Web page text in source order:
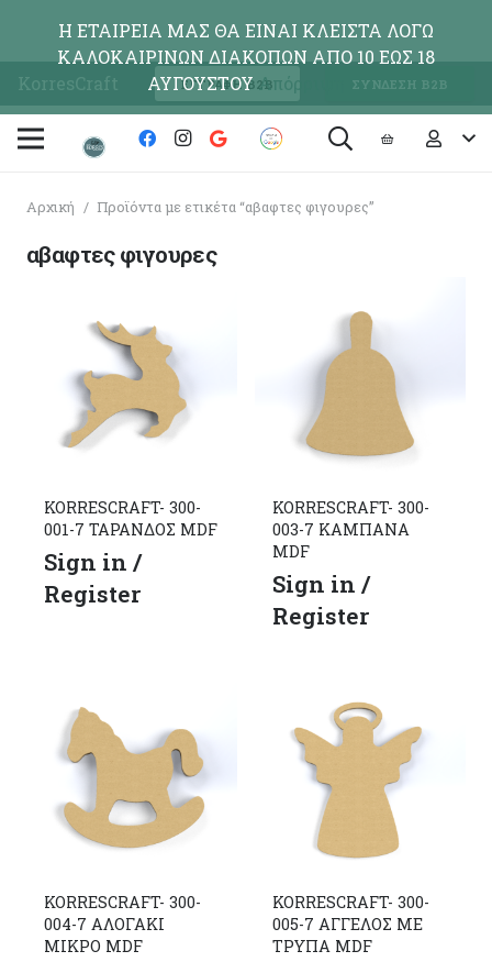
KorresCraft ΕΓΓΡΑΦΗ Β2Β ΣΥΝΔΕΣΗ Β2Β
Αρχική / Προϊόντα με ετικέτα “αβαφτες φιγουρες”
αβαφτες φιγουρες
KORRESCRAFT- 300-
001-7 ΤΑΡΑΝΔΟΣ MDF
Sign in /
Register
KORRESCRAFT- 300-
003-7 ΚΑΜΠΑΝΑ
MDF
Sign in /
Register
KORRESCRAFT- 300-
004-7 ΑΛΟΓΑΚΙ
ΜΙΚΡΟ MDF
KORRESCRAFT- 300-
005-7 ΑΓΓΕΛΟΣ ΜΕ
ΤΡΥΠΑ MDF
Η ΕΤΑΙΡΕΙΑ ΜΑΣ ΘΑ ΕΙΝΑΙ ΚΛΕΙΣΤΑ ΛΟΓΩ
ΚΑΛΟΚΑΙΡΙΝΩΝ ΔΙΑΚΟΠΩΝ ΑΠΟ 10 ΕΩΣ 18
ΑΥΓΟΥΣΤΟΥΑπόρριψη